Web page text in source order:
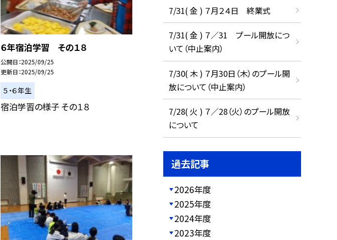
６年宿泊学習 その１８
公開日 2025/09/25
更新日 2025/09/25
５・６年生
宿泊学習の様子 その１８
7/31( 金 ) ７月２４日 終業式
7/31( 金 ) ７／31 プール開放につ
いて（中止案内）
7/30( 木 ) ７月30日（木）のプール開
放について（中止案内）
7/28( 火 ) ７／28（火）のプール開放
について
過去記事
2026年度
2025年度
2024年度
2023年度